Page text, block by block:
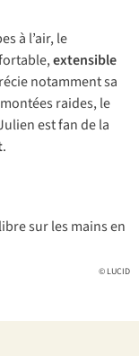
à l’air, le
extensible
notamment sa
raides, le
est fan de la
.
© LUCID